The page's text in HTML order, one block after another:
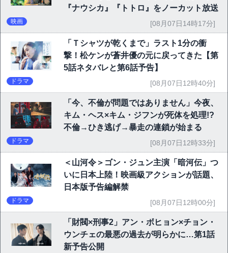
『ナウシカ』『トトロ』をノーカット放送
映画 [08月07日14時17分]
「Ｔシャツが乾くまで」ラスト1分の衝
撃！松ケンが蒼井優の元に戻ってきた【第
5話ネタバレと第6話予告】
ドラマ [08月07日12時40分]
「今、不倫が問題ではありません」今夜、
キム・ヘス×キム・ジフンが死体を処理!?
不倫→ひき逃げ→暴走の連鎖が始まる
ドラマ [08月07日12時33分]
＜山河令＞ゴン・ジュン主演「暗河伝」つ
いに日本上陸！映画級アクションが話題、
日本版予告編解禁
ドラマ [08月07日12時00分]
「財閥×刑事2」アン・ボヒョン×チョン・
ウンチェの最悪の過去が明らかに…第1話
新予告公開